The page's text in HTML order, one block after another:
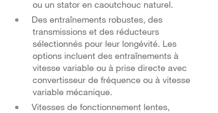
ou un stator en caoutchouc naturel.
Des entraînements robustes, des
transmissions et des réducteurs
sélectionnés pour leur longévité. Les
options incluent des entraînements à
vitesse variable ou à prise directe avec
convertisseur de fréquence ou à vitesse
variable mécanique.
Vitesses de fonctionnement lentes,